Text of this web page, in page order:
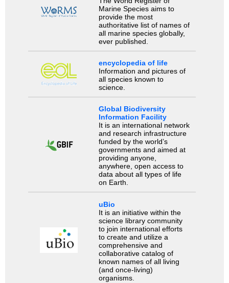
Marine Species aims to
provide the most
authoritative list of names of
all marine species globally,
ever published.
encyclopedia of life
Information and pictures of
all species known to
science.
Global Biodiversity
Information Facility
It is an international network
and research infrastructure
funded by the world’s
governments and aimed at
providing anyone,
anywhere, open access to
data about all types of life
on Earth.
uBio
It is an initiative within the
science library community
to join international efforts
to create and utilize a
comprehensive and
collaborative catalog of
known names of all living
(and once-living)
organisms.